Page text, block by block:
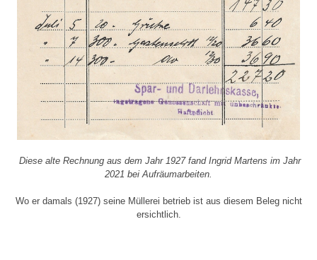
Diese alte Rechnung aus dem Jahr 1927 fand Ingrid Martens im Jahr
2021 bei Aufräumarbeiten.
Wo er damals (1927) seine Müllerei betrieb ist aus diesem Beleg nicht
ersichtlich.